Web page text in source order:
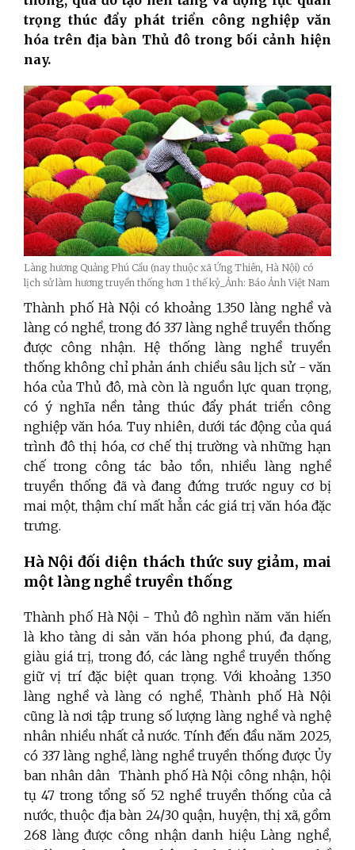
trọng thúc đẩy phát triển công nghiệp văn
hóa trên địa bàn Thủ đô trong bối cảnh hiện
nay.
Làng hương Quảng Phú Cầu (nay thuộc xã Ứng Thiên, Hà Nội) có
lịch sử làm hương truyền thống hơn 1 thế kỷ_Ảnh: Báo Ảnh Việt Nam
Thành phố Hà Nội có khoảng 1.350 làng nghề và
làng có nghề, trong đó 337 làng nghề truyền thống
được công nhận. Hệ thống làng nghề truyền
thống không chỉ phản ánh chiều sâu lịch sử - văn
hóa của Thủ đô, mà còn là nguồn lực quan trọng,
có ý nghĩa nền tảng thúc đẩy phát triển công
nghiệp văn hóa. Tuy nhiên, dưới tác động của quá
trình đô thị hóa, cơ chế thị trường và những hạn
chế trong công tác bảo tồn, nhiều làng nghề
truyền thống đã và đang đứng trước nguy cơ bị
mai một, thậm chí mất hẳn các giá trị văn hóa đặc
trưng.
Hà Nội đối diện thách thức suy giảm, mai
một làng nghề truyền thống
Thành phố Hà Nội - Thủ đô nghìn năm văn hiến
là kho tàng di sản văn hóa phong phú, đa dạng,
giàu giá trị, trong đó, các làng nghề truyền thống
giữ vị trí đặc biệt quan trọng. Với khoảng 1.350
làng nghề và làng có nghề, Thành phố Hà Nội
cũng là nơi tập trung số lượng làng nghề và nghệ
nhân nhiều nhất cả nước. Tính đến đầu năm 2025,
có 337 làng nghề, làng nghề truyền thống được Ủy
ban nhân dân Thành phố Hà Nội công nhận, hội
tụ 47 trong tổng số 52 nghề truyền thống của cả
nước, thuộc địa bàn 24/30 quận, huyện, thị xã, gồm
268 làng được công nhận danh hiệu Làng nghề,